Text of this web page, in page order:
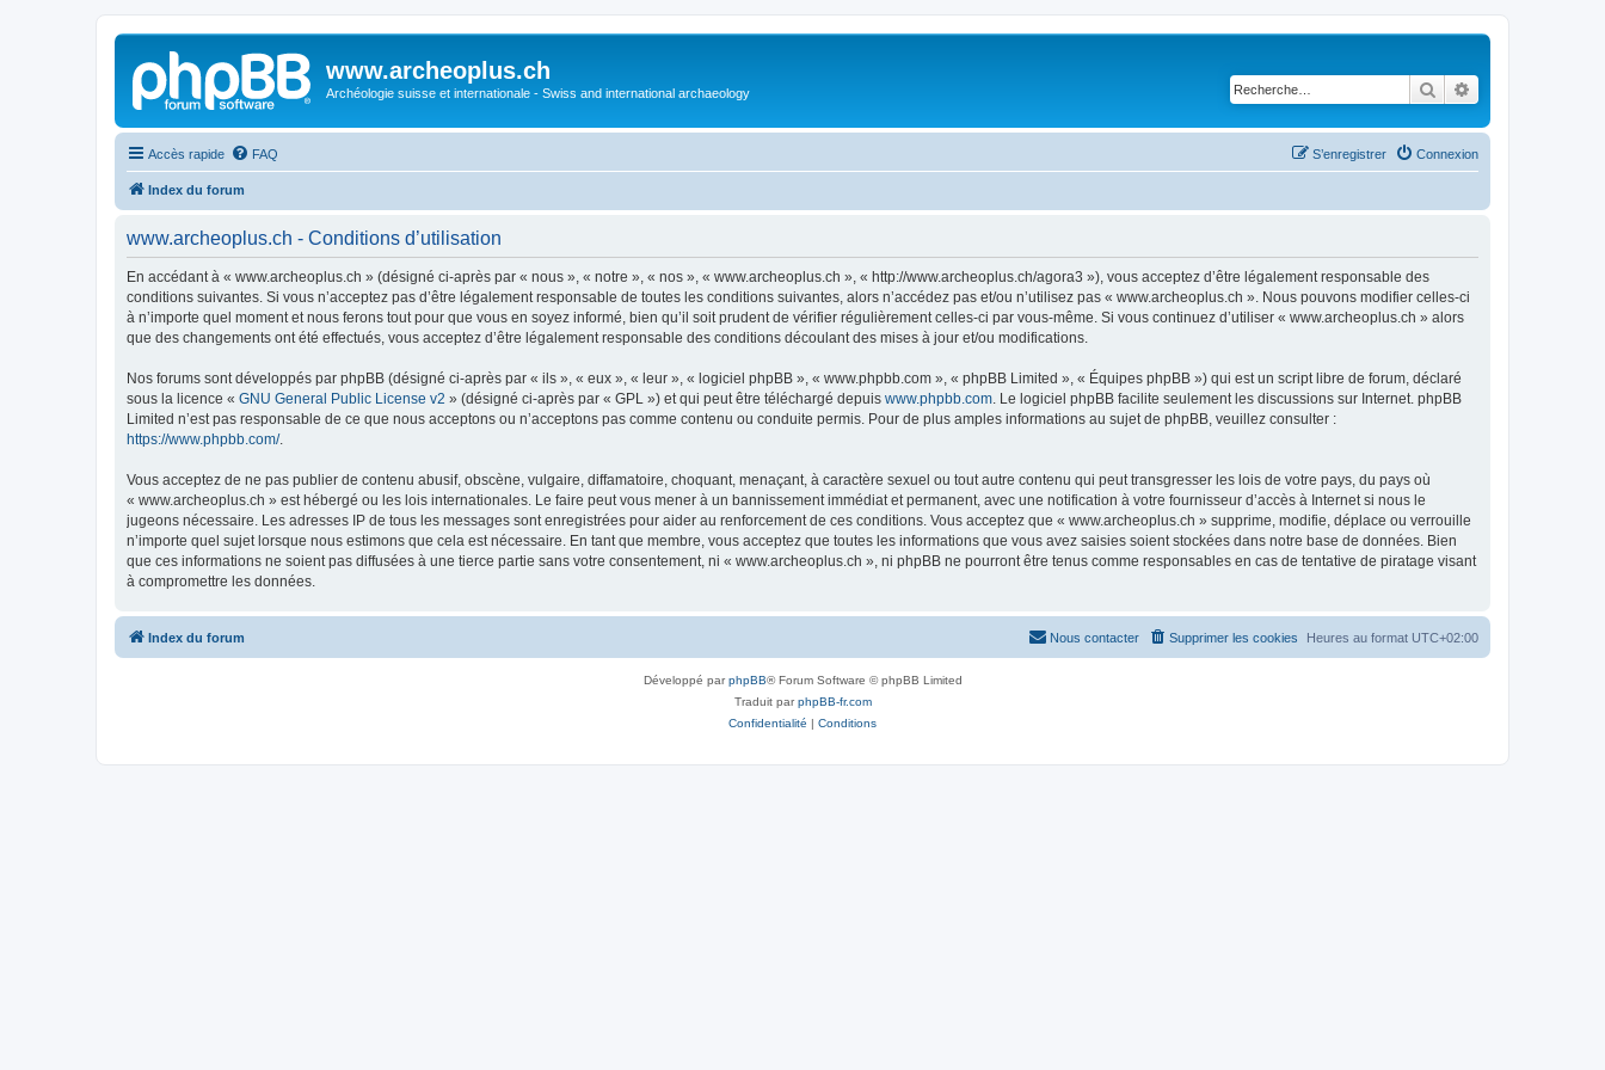
www.archeoplus.ch
Archéologie suisse et internationale - Swiss and international archaeology Rechercher
Accès rapide FAQ Connexion
S’enregistrer
Index du forum
www.archeoplus.ch - Conditions d’utilisation
En accédant à « www.archeoplus.ch » (désigné ci-après par « nous », « notre », « nos », « www.archeoplus.ch », « http://www.archeoplus.ch/agora3 »), vous acceptez d’être légalement responsable des
conditions suivantes. Si vous n’acceptez pas d’être légalement responsable de toutes les conditions suivantes, alors n’accédez pas et/ou n’utilisez pas « www.archeoplus.ch ». Nous pouvons modifier celles-ci
à n’importe quel moment et nous ferons tout pour que vous en soyez informé, bien qu’il soit prudent de vérifier régulièrement celles-ci par vous-même. Si vous continuez d’utiliser « www.archeoplus.ch » alors
que des changements ont été effectués, vous acceptez d’être légalement responsable des conditions découlant des mises à jour et/ou modifications.
Nos forums sont développés par phpBB (désigné ci-après par « ils », « eux », « leur », « logiciel phpBB », « www.phpbb.com », « phpBB Limited », « Équipes phpBB ») qui est un script libre de forum, déclaré
sous la licence « GNU General Public License v2 » (désigné ci-après par « GPL ») et qui peut être téléchargé depuis www.phpbb.com . Le logiciel phpBB facilite seulement les discussions sur Internet. phpBB
Limited n’est pas responsable de ce que nous acceptons ou n’acceptons pas comme contenu ou conduite permis. Pour de plus amples informations au sujet de phpBB, veuillez consulter :
https://www.phpbb.com/.
Vous acceptez de ne pas publier de contenu abusif, obscène, vulgaire, diffamatoire, choquant, menaçant, à caractère sexuel ou tout autre contenu qui peut transgresser les lois de votre pays, du pays où
« www.archeoplus.ch » est hébergé ou les lois internationales. Le faire peut vous mener à un bannissement immédiat et permanent, avec une notification à votre fournisseur d’accès à Internet si nous le
jugeons nécessaire. Les adresses IP de tous les messages sont enregistrées pour aider au renforcement de ces conditions. Vous acceptez que « www.archeoplus.ch » supprime, modifie, déplace ou verrouille
n’importe quel sujet lorsque nous estimons que cela est nécessaire. En tant que membre, vous acceptez que toutes les informations que vous avez saisies soient stockées dans notre base de données. Bien
que ces informations ne soient pas diffusées à une tierce partie sans votre consentement, ni « www.archeoplus.ch », ni phpBB ne pourront être tenus comme responsables en cas de tentative de piratage visant
à compromettre les données.
Index du forum Heures au format UTC+02:00
Supprimer les cookies
Nous contacter
Développé parphpBB® Forum Software © phpBB Limited
Traduit parphpBB-fr.com
Confidentialité | Conditions